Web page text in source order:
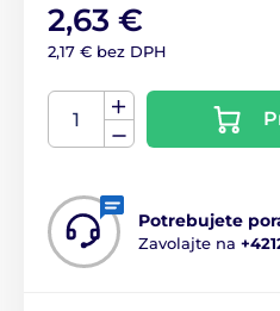
2,63 €
2,17 € bez DPH
Potrebujete
Zavolajte na